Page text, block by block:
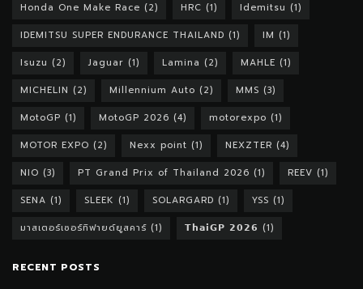
Honda One Make Race (2) HRC (1) Idemitsu (1)
IDEMITSU SUPER ENDURANCE THAILAND (1) IM (1)
Isuzu (2) Jaguar (1) Lamina (2) MAHLE (1)
MICHELIN (2) Millennium Auto (2) MMS (3)
MotoGP (1) MotoGP 2026 (4) motorexpo (1)
MOTOR EXPO (2) Nexx point (1) NEXZTER (4)
NIO (3) PT Grand Prix of Thailand 2026 (1) REEV (1)
SENA (1) SLEEK (1) SOLARGARD (1) YSS (1)
มาสเตอร์เซอร์ทิฟายด์ยูสคาร์ (1) 𝗧𝗵𝗮𝗶𝗚𝗣 𝟮𝟬𝟮𝟲 (1)
RECENT POSTS